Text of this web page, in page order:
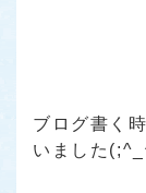
ブログ書く
いました